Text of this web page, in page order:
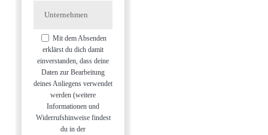
Mit dem Absenden
erklärst du dich damit
einverstanden, dass deine
Daten zur Bearbeitung
deines Anliegens verwendet
werden (weitere
Informationen und
Widerrufshinweise findest
du in der